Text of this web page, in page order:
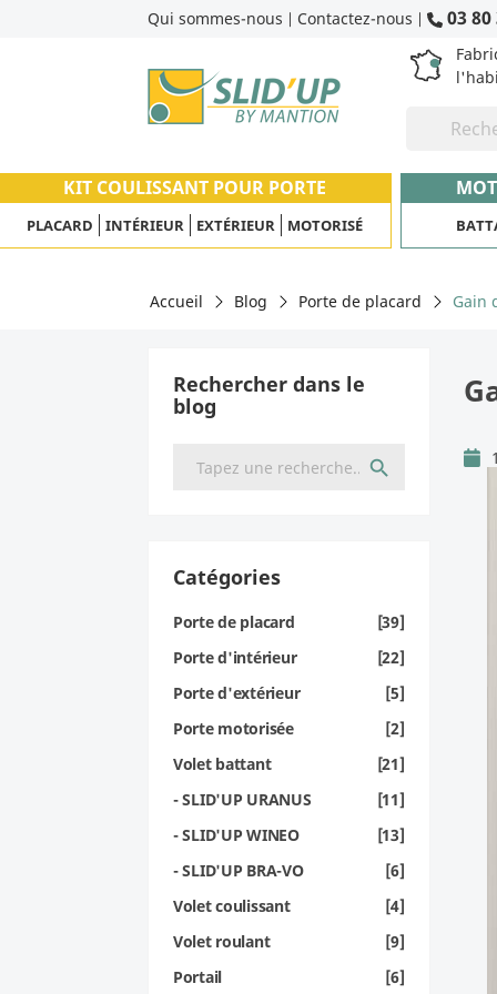
Qui sommes-nous | Contactez-nous | 03 80
KIT COULISSANT POUR PORTE
PLACARD INTÉRIEUR EXTÉRIEUR MOTORISÉ
Accueil Blog Porte de placard Gain
Rechercher dans le
blog

Catégories
Porte de placard
[39]
Porte d'intérieur
[22]
Porte d'extérieur
[5]
Porte motorisée
[2]
Volet battant
[21]
- SLID'UP URANUS
[11]
- SLID'UP WINEO
[13]
- SLID'UP BRA-VO
[6]
Volet coulissant
[4]
Volet roulant
[9]
Portail
[6]